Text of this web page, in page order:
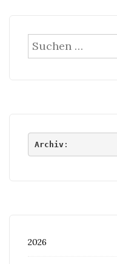
Suchen
nach:
Archiv:
2026